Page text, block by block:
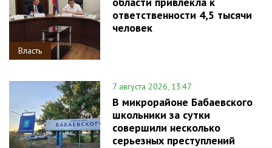
Власть
ответственности 4,5 тысячи
человек
7 августа 2026, 13:47
В микрорайоне Бабаевского
школьники за сутки
совершили несколько
серьезных преступлений